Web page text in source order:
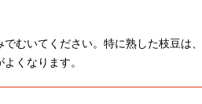
むいてください。特に熟した枝豆は
くなります。